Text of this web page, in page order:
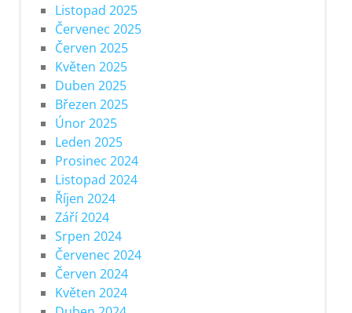
Listopad 2025
Červenec 2025
Červen 2025
Květen 2025
Duben 2025
Březen 2025
Únor 2025
Leden 2025
Prosinec 2024
Listopad 2024
Říjen 2024
Září 2024
Srpen 2024
Červenec 2024
Červen 2024
Květen 2024